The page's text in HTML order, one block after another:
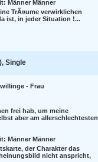
Männer
TrÃ¤ume verwirklichen
ist, in jeder Situation !...
Single
- Frau
frei hab, um meine
aber am allerschlechtesten
Männer
der Charakter das
nicht anspricht,